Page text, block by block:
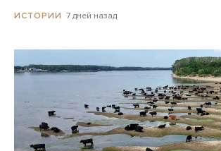
ИСТОРИИ 7 дней назад